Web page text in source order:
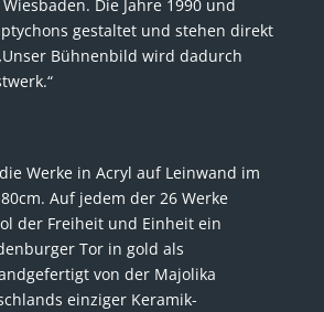
Die Jahre 1990 und
gestaltet und stehen direkt
Bühnenbild wird dadurch
Werke in Acryl auf Leinwand im
Auf jedem der 26 Werke
der Freiheit und Einheit ein
Tor in gold als
von der Majolika
einziger Keramik-